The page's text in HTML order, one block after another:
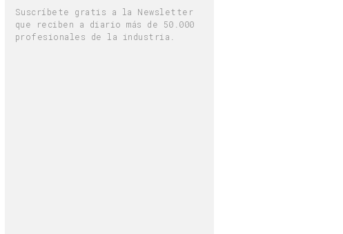
Suscríbete gratis a la Newsletter
que reciben a diario más de 50.000
profesionales de la industria.